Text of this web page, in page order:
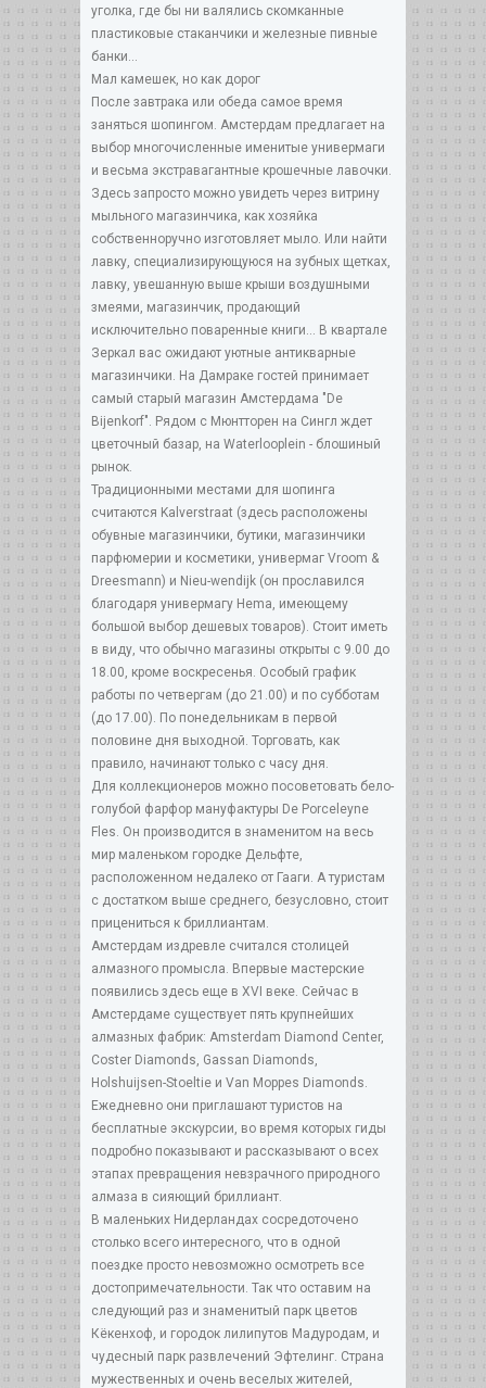
уголка, где бы ни валялись скомканные
пластиковые стаканчики и железные пивные
банки...
Мал камешек, но как дорог
После завтрака или обеда самое время
заняться шопингом. Амстердам предлагает на
выбор многочисленные именитые универмаги
и весьма экстравагантные крошечные лавочки.
Здесь запросто можно увидеть через витрину
мыльного магазинчика, как хозяйка
собственноручно изготовляет мыло. Или найти
лавку, специализирующуюся на зубных щетках,
лавку, увешанную выше крыши воздушными
змеями, магазинчик, продающий
исключительно поваренные книги... В квартале
Зеркал вас ожидают уютные антикварные
магазинчики. На Дамраке гостей принимает
самый старый магазин Амстердама "De
Bijenkorf". Рядом с Мюнтторен на Сингл ждет
цветочный базар, на Waterlooplein - блошиный
рынок.
Традиционными местами для шопинга
считаются Kalverstraat (здесь расположены
обувные магазинчики, бутики, магазинчики
парфюмерии и косметики, универмаг Vroom &
Dreesmann) и Nieu-wendijk (он прославился
благодаря универмагу Hema, имеющему
большой выбор дешевых товаров). Стоит иметь
в виду, что обычно магазины открыты с 9.00 до
18.00, кроме воскресенья. Особый график
работы по четвергам (до 21.00) и по субботам
(до 17.00). По понедельникам в первой
половине дня выходной. Торговать, как
правило, начинают только с часу дня.
Для коллекционеров можно посоветовать бело-
голубой фарфор мануфактуры De Porceleyne
Fles. Он производится в знаменитом на весь
мир маленьком городке Дельфте,
расположенном недалеко от Гааги. А туристам
с достатком выше среднего, безусловно, стоит
прицениться к бриллиантам.
Амстердам издревле считался столицей
алмазного промысла. Впервые мастерские
появились здесь еще в XVI веке. Сейчас в
Амстердаме существует пять крупнейших
алмазных фабрик: Amsterdam Diamond Center,
Coster Diamonds, Gassan Diamonds,
Holshuijsen-Stoeltie и Van Moppes Diamonds.
Ежедневно они приглашают туристов на
бесплатные экскурсии, во время которых гиды
подробно показывают и рассказывают о всех
этапах превращения невзрачного природного
алмаза в сияющий бриллиант.
В маленьких Нидерландах сосредоточено
столько всего интересного, что в одной
поездке просто невозможно осмотреть все
достопримечательности. Так что оставим на
следующий раз и знаменитый парк цветов
Кёкенхоф, и городок лилипутов Мадуродам, и
чудесный парк развлечений Эфтелинг. Страна
мужественных и очень веселых жителей,